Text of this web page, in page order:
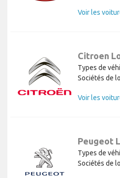
Voir les
Citroen
Types de
Sociétés de
Voir les
Peugeot
Types de
Sociétés de